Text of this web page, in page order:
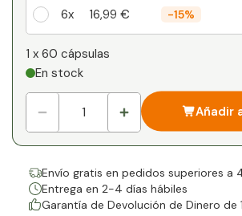
6x 16,99 € -15%
1x
1 x 60 cápsulas
En stock
Añadir
Envío gratis en pedidos superiores a
Entrega en 2-4 días hábiles
Garantía de Devolución de Dinero de